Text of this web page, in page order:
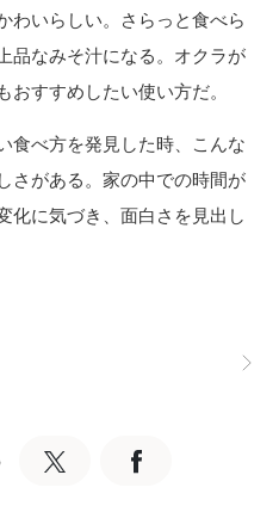
わいらしい。さらっと食べら
品なみそ汁になる。オクラが
すすめしたい使い方だ。
食べ方を発見した時、こんな
さがある。家の中での時間が
化に気づき、面白さを見出し